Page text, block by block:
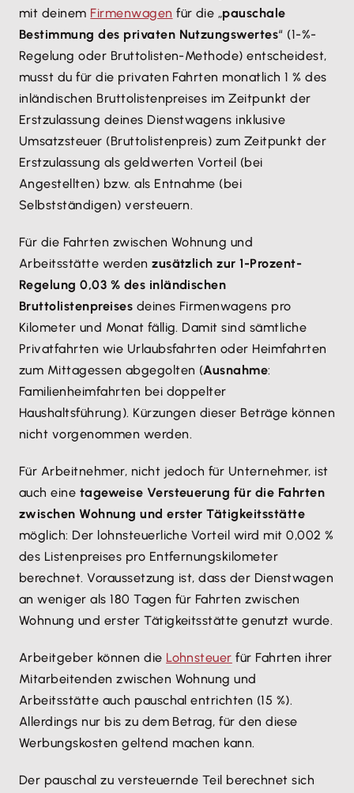
mit deinem Firmenwagen für die „pauschale
Bestimmung des privaten Nutzungswertes“ (1-%-
Regelung oder Bruttolisten-Methode) entscheidest,
musst du für die privaten Fahrten monatlich 1 % des
inländischen Bruttolistenpreises im Zeitpunkt der
Erstzulassung deines Dienstwagens inklusive
Umsatzsteuer (Bruttolistenpreis) zum Zeitpunkt der
Erstzulassung als geldwerten Vorteil (bei
Angestellten) bzw. als Entnahme (bei
Selbstständigen) versteuern.
Für die Fahrten zwischen Wohnung und
Arbeitsstätte werdenzusätzlich zur 1-Prozent-
Regelung 0,03 % des inländischen
Bruttolistenpreises deines Firmenwagens pro
Kilometer und Monat fällig. Damit sind sämtliche
Privatfahrten wie Urlaubsfahrten oder Heimfahrten
zum Mittagessen abgegolten (Ausnahme:
Familienheimfahrten bei doppelter
Haushaltsführung). Kürzungen dieser Beträge können
nicht vorgenommen werden.
Für Arbeitnehmer, nicht jedoch für Unternehmer, ist
auch eine tageweise Versteuerung für die Fahrten
zwischen Wohnung und erster Tätigkeitsstätte
möglich: Der lohnsteuerliche Vorteil wird mit 0,002 %
des Listenpreises pro Entfernungskilometer
berechnet. Voraussetzung ist, dass der Dienstwagen
an weniger als 180 Tagen für Fahrten zwischen
Wohnung und erster Tätigkeitsstätte genutzt wurde.
Arbeitgeber können die Lohnsteuer für Fahrten ihrer
Mitarbeitenden zwischen Wohnung und
Arbeitsstätte auch pauschal entrichten (15 %).
Allerdings nur bis zu dem Betrag, für den diese
Werbungskosten geltend machen kann.
Der pauschal zu versteuernde Teil berechnet sich